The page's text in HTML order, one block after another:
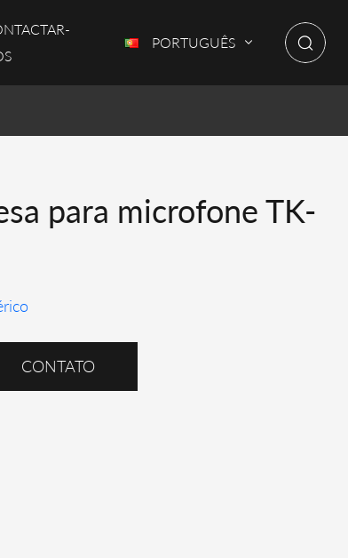
PORTUGUÊS
para microfone TK-
CONTATO